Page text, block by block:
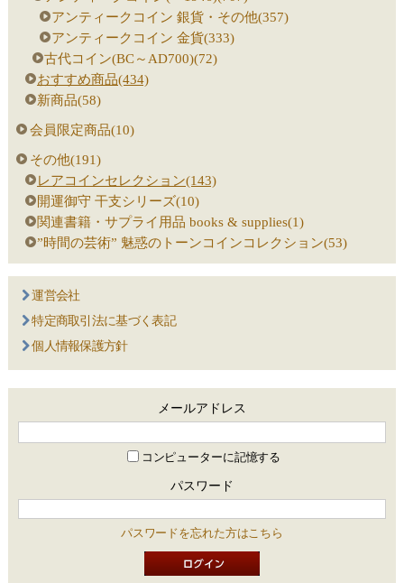
アンティークコイン 銀貨・その他(357)
アンティークコイン 金貨(333)
古代コイン(BC～AD700)(72)
おすすめ商品(434)
新商品(58)
会員限定商品(10)
その他(191)
レアコインセレクション(143)
開運御守 干支シリーズ(10)
関連書籍・サプライ用品 books & supplies(1)
”時間の芸術” 魅惑のトーンコインコレクション(53)
運営会社
特定商取引法に基づく表記
個人情報保護方針
メールアドレス
コンピューターに記憶する
パスワード
パスワードを忘れた方はこちら